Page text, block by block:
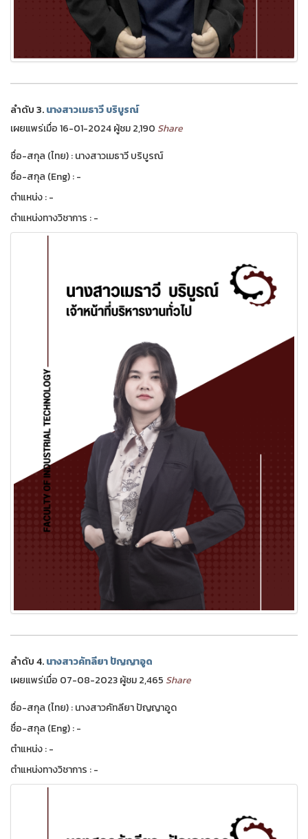
ลำดับ 3.นางสาวเมธาวี บริบูรณ์
เผยแพร่เมื่อ 16-01-2024 ผู้ชม 2,190 Share
ชื่อ-สกุล (ไทย) : นางสาวเมธาวี บริบูรณ์
ชื่อ-สกุล (Eng) : -
ตำแหน่ง : -
ตำแหน่งทางวิชาการ : -
ลำดับ 4.นางสาวคัทลียา ปัญญาอูด
เผยแพร่เมื่อ 07-08-2023 ผู้ชม 2,465 Share
ชื่อ-สกุล (ไทย) : นางสาวคัทลียา ปัญญาอูด
ชื่อ-สกุล (Eng) : -
ตำแหน่ง : -
ตำแหน่งทางวิชาการ : -